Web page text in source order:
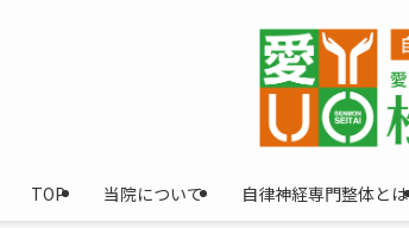
TOP 当院について 自律神経専門整体とは